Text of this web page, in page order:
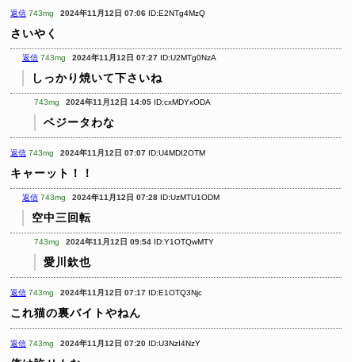
返信 743mg 2024年11月12日 07:06 ID:E2NTg4MzQ
さいやく
返信 743mg 2024年11月12日 07:27 ID:U2MTg0NzA
しっかり焼いて下さいね
743mg 2024年11月12日 14:05 ID:cxMDYxODA
ベジータわな
返信 743mg 2024年11月12日 07:07 ID:U4MDI2OTM
キャーット！！
返信 743mg 2024年11月12日 07:28 ID:UzMTU1ODM
空中三回転
743mg 2024年11月12日 09:54 ID:Y1OTQwMTY
愛川欽也
返信 743mg 2024年11月12日 07:17 ID:E1OTQ3Njc
これ猫の裏バイトやねん
返信 743mg 2024年11月12日 07:20 ID:U3NzI4NzY